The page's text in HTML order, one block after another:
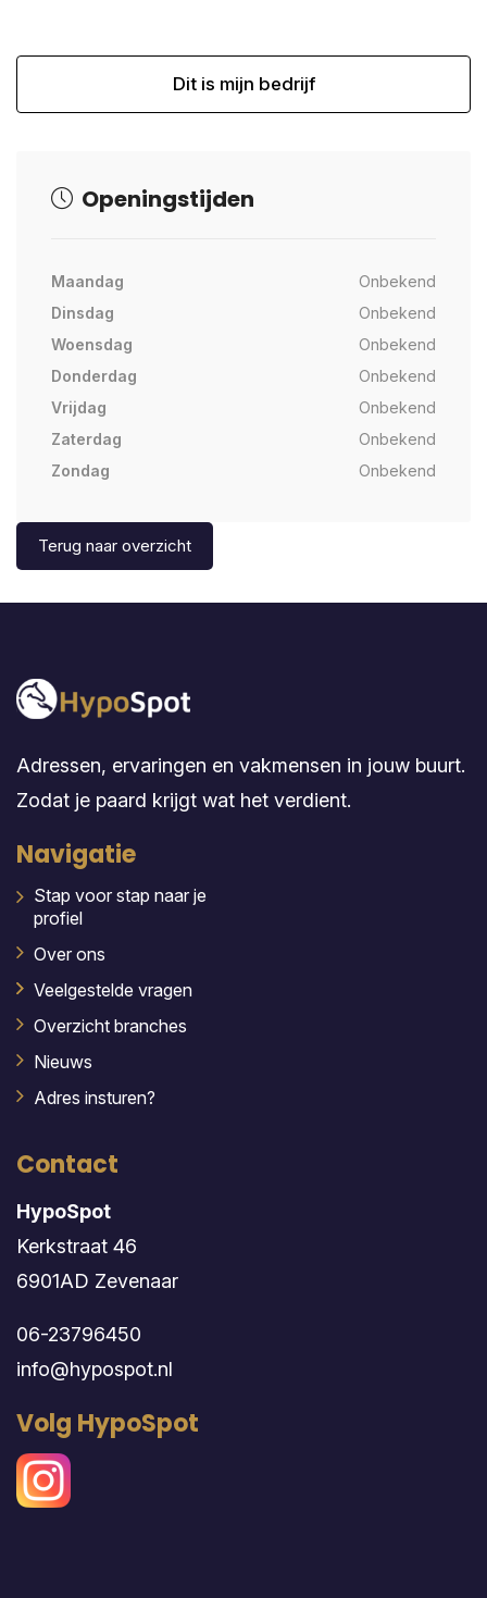
Dit is mijn bedrijf
Openingstijden
Maandag
Onbekend
Dinsdag
Onbekend
Woensdag
Onbekend
Donderdag
Onbekend
Vrijdag
Onbekend
Zaterdag
Onbekend
Zondag
Onbekend
Terug naar overzicht
Adressen, ervaringen en vakmensen in jouw buurt.
Zodat je paard krijgt wat het verdient.
Navigatie
Stap voor stap naar je
profiel
Over ons
Veelgestelde vragen
Overzicht branches
Nieuws
Adres insturen?
Contact
HypoSpot
Kerkstraat 46
6901AD Zevenaar
06-23796450
info@hypospot.nl
Volg HypoSpot